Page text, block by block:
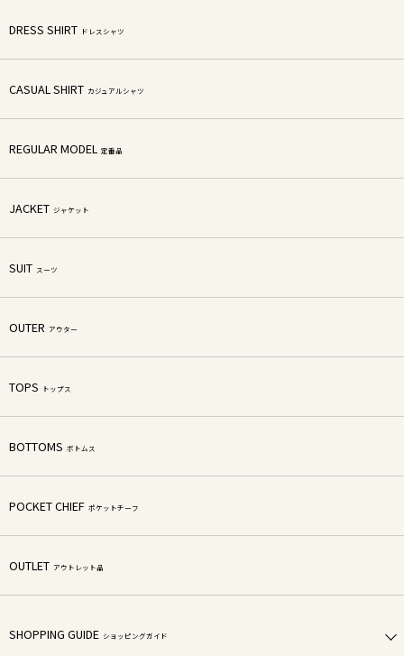
DRESS SHIRT ドレスシャツ
CASUAL SHIRT カジュアルシャツ
REGULAR MODEL 定番品
JACKET ジャケット
SUIT スーツ
OUTER アウター
TOPS トップス
BOTTOMS ボトムス
POCKET CHIEF ポケットチーフ
OUTLET アウトレット品
SHOPPING GUIDE ショッピングガイド